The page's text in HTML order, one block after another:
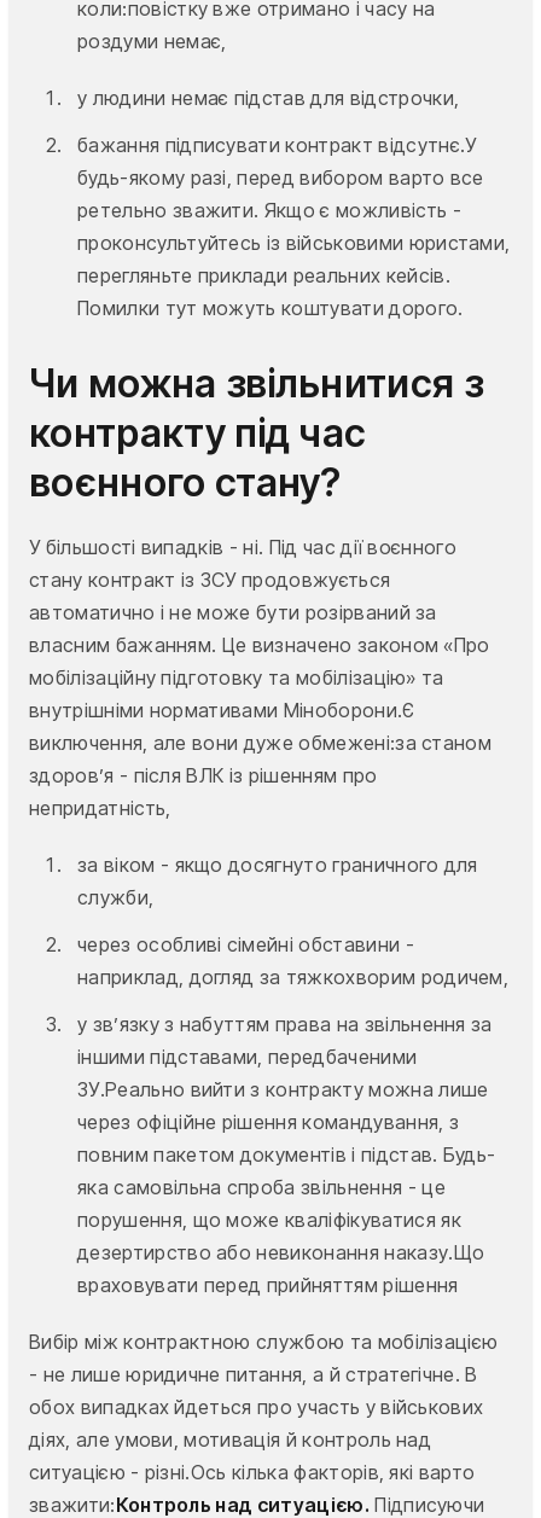
коли:повістку вже отримано і часу на
роздуми немає,
у людини немає підстав для відстрочки,
бажання підписувати контракт відсутнє.У
будь-якому разі, перед вибором варто все
ретельно зважити. Якщо є можливість -
проконсультуйтесь із військовими юристами,
перегляньте приклади реальних кейсів.
Помилки тут можуть коштувати дорого.
Чи можна звільнитися з
контракту під час
воєнного стану?
У більшості випадків - ні. Під час дії воєнного
стану контракт із ЗСУ продовжується
автоматично і не може бути розірваний за
власним бажанням. Це визначено законом «Про
мобілізаційну підготовку та мобілізацію» та
внутрішніми нормативами Міноборони.Є
виключення, але вони дуже обмежені:за станом
здоров’я - після ВЛК із рішенням про
непридатність,
за віком - якщо досягнуто граничного для
служби,
через особливі сімейні обставини -
наприклад, догляд за тяжкохворим родичем,
у зв’язку з набуттям права на звільнення за
іншими підставами, передбаченими
ЗУ.Реально вийти з контракту можна лише
через офіційне рішення командування, з
повним пакетом документів і підстав. Будь-
яка самовільна спроба звільнення - це
порушення, що може кваліфікуватися як
дезертирство або невиконання наказу.Що
враховувати перед прийняттям рішення
Вибір між контрактною службою та мобілізацією
- не лише юридичне питання, а й стратегічне. В
обох випадках йдеться про участь у військових
діях, але умови, мотивація й контроль над
ситуацією - різні.Ось кілька факторів, які варто
зважити:Контроль над ситуацією. Підписуючи